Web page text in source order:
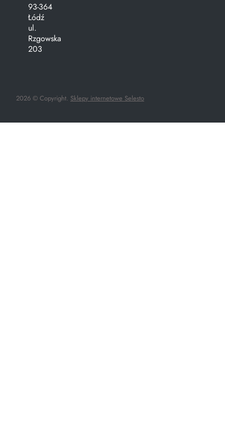
93-364
Łódź
ul.
Rzgowska
203
2026 © Copyright. Sklepy internetowe Selesto